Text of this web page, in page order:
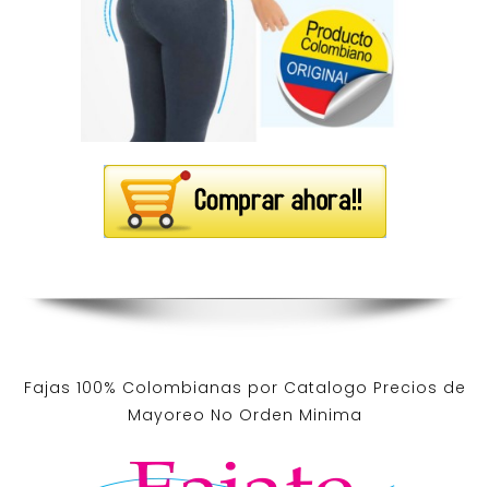
Fajas 100% Colombianas por Catalogo Precios de
Mayoreo No Orden Minima